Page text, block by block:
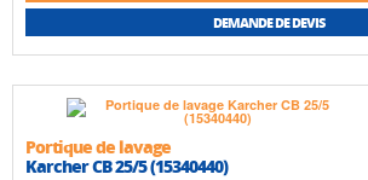
DEMANDE DE DEVIS
Portique de lavage
Karcher CB 25/5 (15340440)